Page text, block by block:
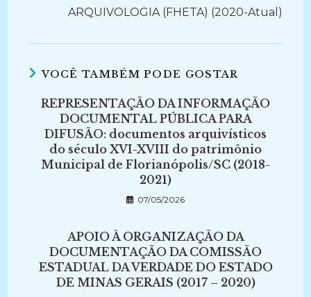
ARQUIVOLOGIA (FHETA) (2020-Atual)
VOCÊ TAMBÉM PODE GOSTAR
REPRESENTAÇÃO DA INFORMAÇÃO
DOCUMENTAL PÚBLICA PARA
DIFUSÃO: documentos arquivísticos
do século XVI-XVIII do patrimônio
Municipal de Florianópolis/SC (2018-
2021)
07/05/2026
APOIO À ORGANIZAÇÃO DA
DOCUMENTAÇÃO DA COMISSÃO
ESTADUAL DA VERDADE DO ESTADO
DE MINAS GERAIS (2017 – 2020)